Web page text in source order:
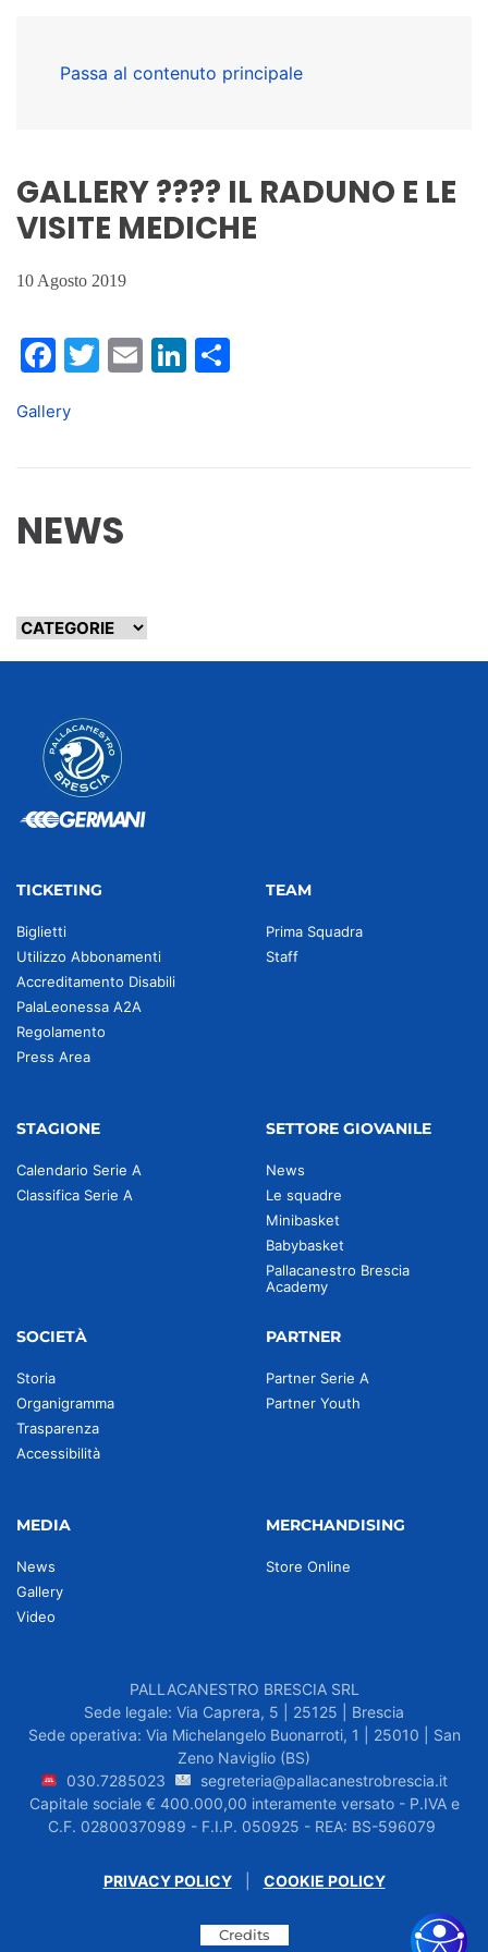
Passa al contenuto principale
GALLERY ???? IL RADUNO E LE
VISITE MEDICHE
10 Agosto 2019
Facebook
Twitter
EmailLinkedIn
Gallery
NEWS
TICKETING
Biglietti
Utilizzo Abbonamenti
Accreditamento Disabili
PalaLeonessa A2A
Regolamento
Press Area
TEAM
Prima Squadra
Staff
STAGIONE
Calendario Serie A
Classifica Serie A
SETTORE GIOVANILE
News
Le squadre
Minibasket
Babybasket
Pallacanestro Brescia
Academy
SOCIETÀ
Storia
Organigramma
Trasparenza
Accessibilità
PARTNER
Partner Serie A
Partner Youth
MEDIA
News
Gallery
Video
MERCHANDISING
Store Online
PALLACANESTRO BRESCIA SRL
Sede legale: Via Caprera, 5 | 25125 | Brescia
Sede operativa: Via Michelangelo Buonarroti, 1 | 25010 | San
Zeno Naviglio (BS)
030.7285023
segreteria@pallacanestrobrescia.it
Capitale sociale € 400.000,00 interamente versato - P.IVA e
C.F. 02800370989 - F.I.P. 050925 - REA: BS-596079
PRIVACY POLICY| COOKIE POLICY
Credits